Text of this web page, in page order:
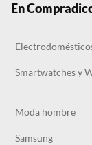
En
Smartwatches y
Moda hombre
Samsung